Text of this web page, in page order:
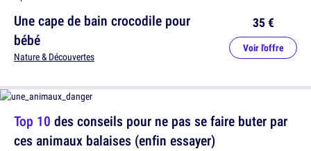
Une cape de bain crocodile pour
bébé
Nature & Découvertes
35 €
Voir l'offre
Top 10 des conseils pour ne pas se faire buter par
ces animaux balaises (enfin essayer)